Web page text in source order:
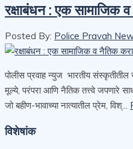
रक्षाबंधन : एक सामाजिक
Posted By: Police Pravah
पोलीस प्रवाह न्युज भारतीय
मूल्ये, परंपरा आणि नैतिक तत्त्वे जपणारे
जो बहीण-भावाच्या नात्यातील प्रेम, विश्...
विशेषांक